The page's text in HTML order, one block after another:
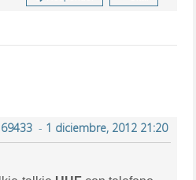
- 1 diciembre, 2012 21:20